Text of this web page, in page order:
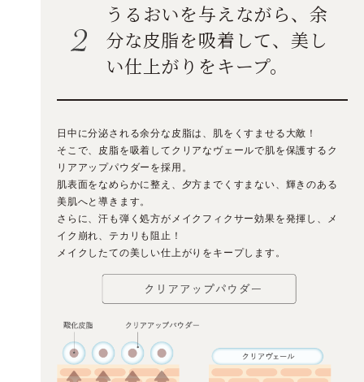
うるおいを与えながら、 余
分な皮脂を吸着して、美し
い仕上がりをキープ。
日中に分泌される余分な皮脂は、肌をくすませる大敵！
そこで、皮脂を吸着してクリアなヴェールで肌を保護するク
リアアップパウダーを採用。
肌表面をなめらかに整え、夕方までくすまない、輝きのある
美肌へと導きます。
さらに、汗も弾く処方がメイクフィクサー効果を発揮し、メ
イク崩れ、テカリも阻止！
メイクしたての美しい仕上がりをキープします。